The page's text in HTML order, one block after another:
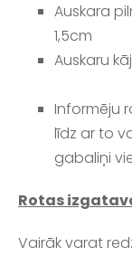
Auskara
1,5cm
Auskaru
Informēju
līdz ar to
gabaliņi
Rotas
Vairāk varat